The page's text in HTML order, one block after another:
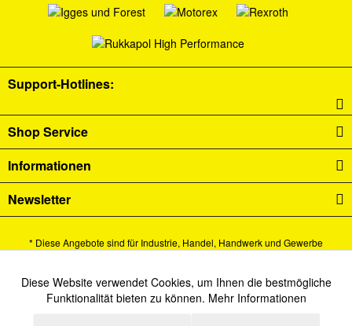
Support-Hotlines:
Shop Service
Informationen
Newsletter
* Diese Angebote sind für Industrie, Handel, Handwerk und Gewerbe
Alle Preise verstehen sich zzgl. Mehrwertsteuer undVersandkostenund ggf.
Nachnahmegebühren, wenn nicht anders beschrieben.
Funktionale Aktiv
Diese Website verwendet Cookies, um Ihnen die bestmögliche
Funktionalität bieten zu können. Mehr Informationen